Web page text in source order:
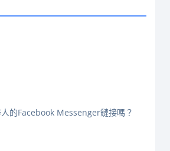
的Facebook Messenger鏈接嗎？